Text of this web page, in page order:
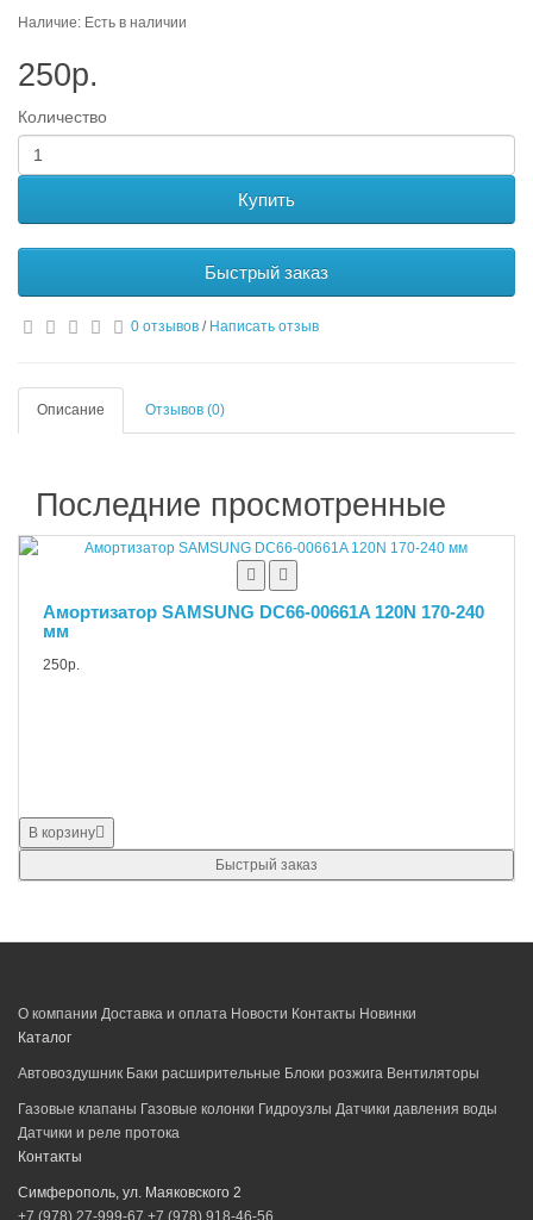
Наличие: Есть в наличии
250р.
Количество
Купить
Быстрый заказ
0 отзывов / Написать отзыв
Описание Отзывов (0)
Последние просмотренные
Амортизатор SAMSUNG DC66-00661A 120N 170-240
мм
250р.
В корзину
Быстрый заказ
О компании Доставка и оплата Новости Контакты Новинки
Каталог
Автовоздушник Баки расширительные Блоки розжига Вентиляторы
Газовые клапаны Газовые колонки Гидроузлы Датчики давления воды
Датчики и реле протока
Контакты
Симферополь, ул. Маяковского 2
+7 (978) 27-999-67 +7 (978) 918-46-56